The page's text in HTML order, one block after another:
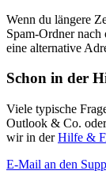
Wenn du längere
Spam-Ordner
eine alternative
Schon in der
Viele typische
Outlook & Co.
wir in derHilfe &
E-Mail an den